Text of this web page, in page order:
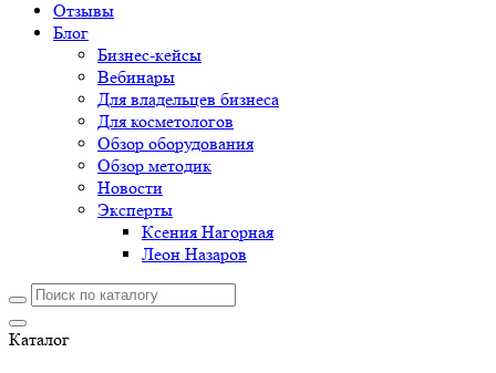
Отзывы
Блог
Бизнес-кейсы
Вебинары
Для владельцев бизнеса
Для косметологов
Обзор оборудования
Обзор методик
Новости
Эксперты
Ксения Нагорная
Леон Назаров
Каталог